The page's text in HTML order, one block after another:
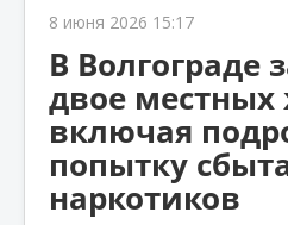
8 июня 2026 15:17
В Волгограде
двое
включая
попытку
наркотиков